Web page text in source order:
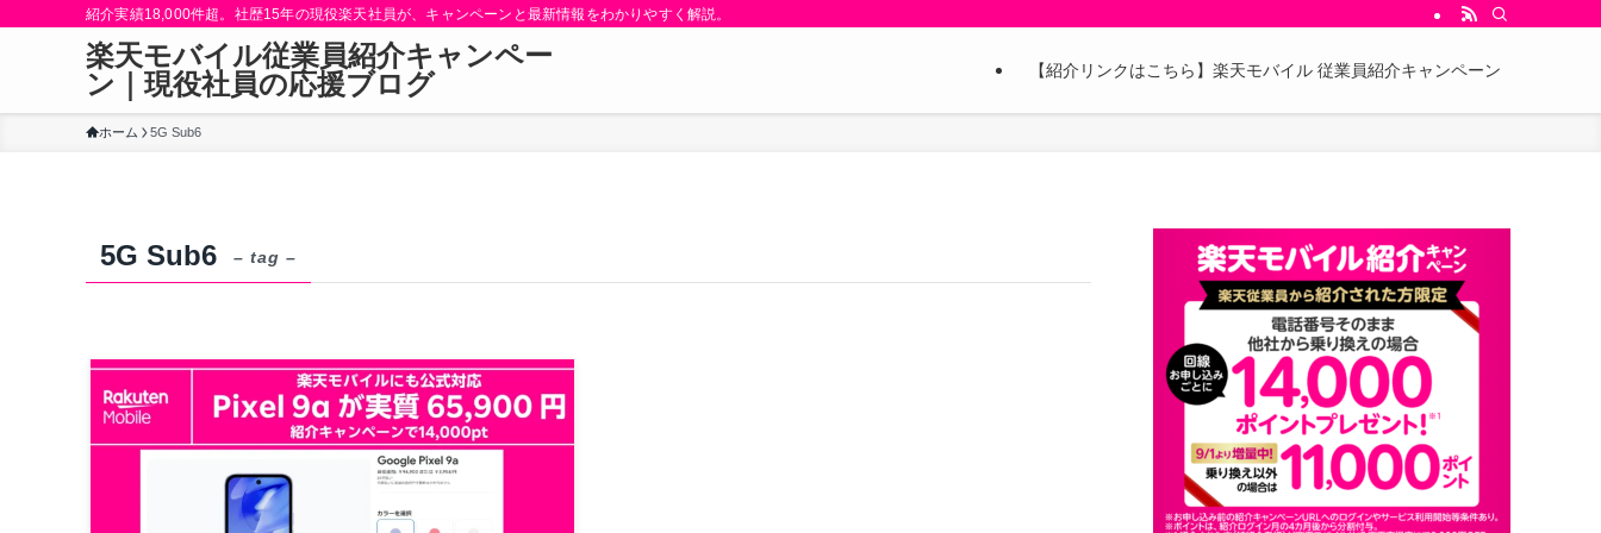
紹介実績18,000件超。社歴15年の現役楽天社員が、キャンペーンと最新情報をわかりやすく解説。
楽天モバイル従業員紹介キャンペー
ン｜現役社員の応援ブログ
【紹介リンクはこちら】楽天モバイル 従業員紹介キャンペーン
ホーム 5G Sub6
5G Sub6 – tag –